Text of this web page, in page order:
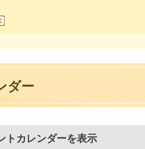
ダー
トカレンダーを表示